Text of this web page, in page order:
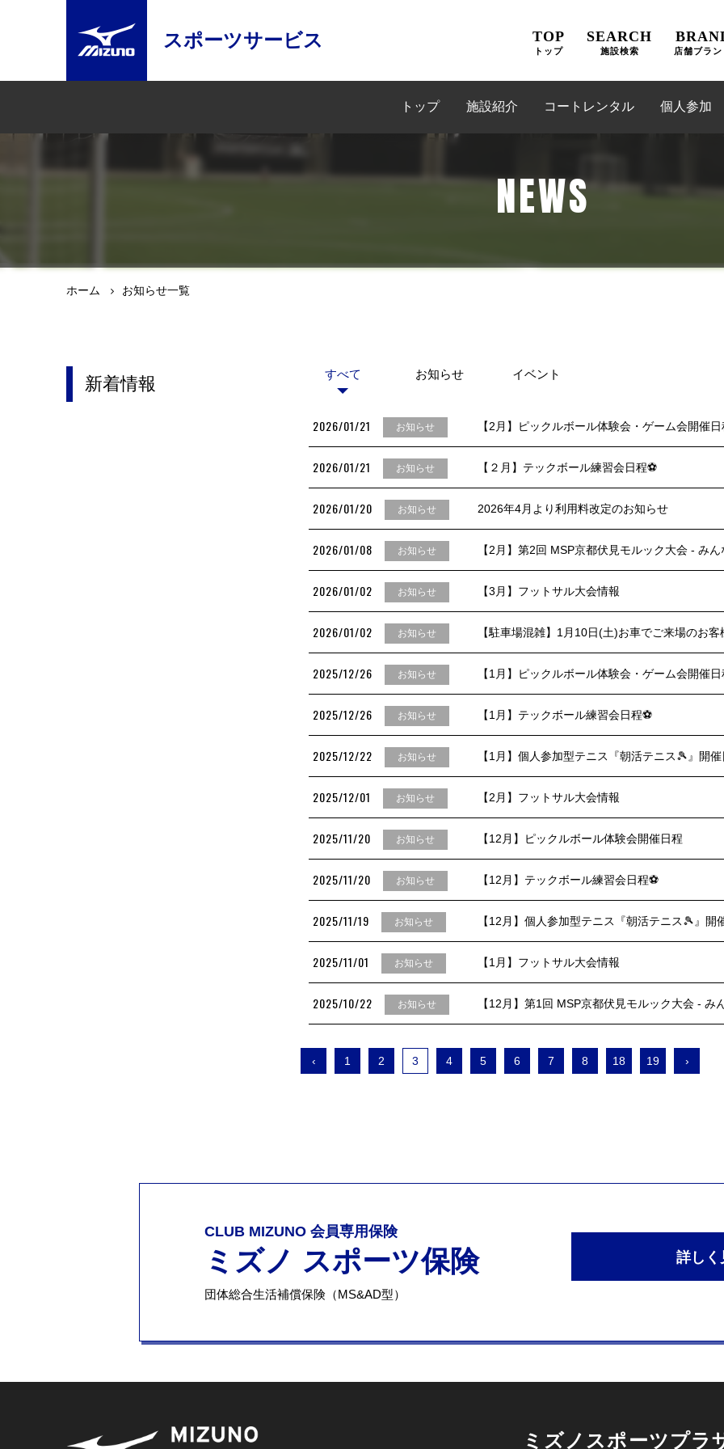
スポーツサービス TOP
トップ
SEARCH
施設検索 店舗ブラン
トップ 施設紹介 コートレンタル 個人参加
NEWS
ホーム お知らせ一覧
新着情報 すべて お知らせ イベント
2026/01/21 お知らせ 【2月】ピックルボール体験会・ゲーム会開催日
2026/01/21 お知らせ 【２月】テックボール練習会日程⚽
2026/01/20 お知らせ 2026年4月より利用料改定のお知らせ
2026/01/08 お知らせ 【2月】第2回 MSP京都伏見モルック大会 - みん
2026/01/02 お知らせ 【3月】フットサル大会情報
2026/01/02 お知らせ 【駐車場混雑】1月10日(土)お車でご来場のお
2025/12/26 お知らせ 【1月】ピックルボール体験会・ゲーム会開催日
2025/12/26 お知らせ 【1月】テックボール練習会日程⚽
2025/12/22 お知らせ 【1月】個人参加型テニス『朝活テニス🎾』開催
2025/12/01 お知らせ 【2月】フットサル大会情報
2025/11/20 お知らせ 【12月】ピックルボール体験会開催日程
2025/11/20 お知らせ 【12月】テックボール練習会日程⚽
2025/11/19 お知らせ 【12月】個人参加型テニス『朝活テニス🎾』開
2025/11/01 お知らせ 【1月】フットサル大会情報
2025/10/22 お知らせ 【12月】第1回 MSP京都伏見モルック大会 - み
‹ 1 2 3 4 5 6 7 8 18 19 ›
CLUB MIZUNO 会員専用保険
ミズノ スポーツ保険
団体総合生活補償保険（MS&AD型）
詳しく
ミズノスポーツプラ